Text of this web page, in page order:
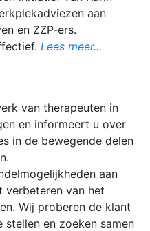
aan
en ZZP-ers.
Lees meer...
van therapeuten in
en informeert u over
in de bewegende delen
aan
van het
Wij proberen de klant
en zoeken samen